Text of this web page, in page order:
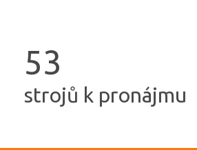
53
strojů k pronájmu